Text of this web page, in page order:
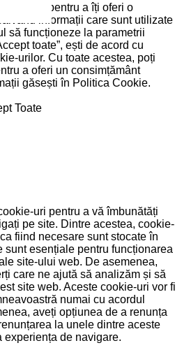
uri pentru a îți oferi o
informații care sunt utilizate
să funcționeze la parametrii
toate”, ești de acord cu
urilor. Cu toate acestea, poți
a oferi un consimțământ
găsești în Politica Cookie.
Toate
uri pentru a vă îmbunătăți
pe site. Dintre acestea, cookie-
fiind necesare sunt stocate în
sunt esențiale pentru funcționarea
site-ului web. De asemenea,
care ne ajută să analizăm și să
site web. Aceste cookie-uri vor fi
numai cu acordul
aveți opțiunea de a renunța
la unele dintre aceste
experiența de navigare.